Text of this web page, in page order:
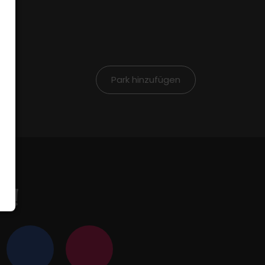
Park hinzufügen